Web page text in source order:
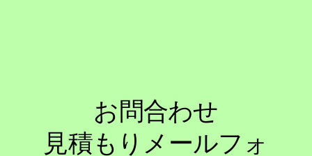
お問合わせ
見積もりメールフォ